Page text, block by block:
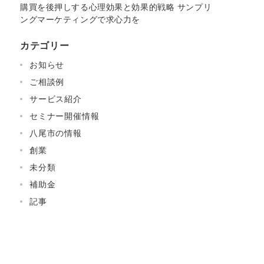
購買を後押しする心理効果と効果的戦略 サンプリ
ングマーケティングで求心力を
カテゴリー
お知らせ
ご相談例
サービス紹介
セミナー開催情報
八尾市の情報
創業
未分類
補助金
記事